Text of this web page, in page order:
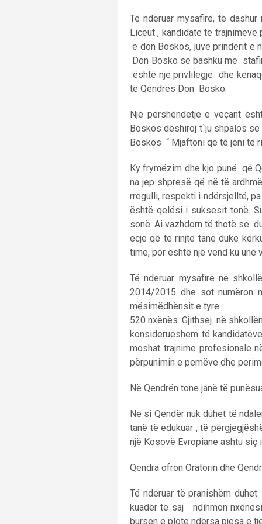
Të nderuar mysafirë, të
Liceut , kandidatë të
e don Boskos, juve prindërit e
Don Bosko së bashku me
është një privlilegjë dhe
të Qendrës Don Bosko.
Një përshëndetje e veçant
Boskos dëshiroj t`ju shpalos
Boskos “ Mjaftoni që të jeni të
Ky frymëzim dhe kjo punë që
na jep shpresë që në të
rregulli, respekti i ndërsjelltë,
është qelësi i suksesit tonë.
sonë. Ai vazhdorn të thotë se
ecje që të rinjtë tanë duke
time, por është një vend ku
Të nderuar mysafirë në
2014/2015 dhe sot numëron
mësimëdhënsit e
520 nxënës. Gjithsej në
konsiderueshem të
moshat trajnime profesionale
përpunimin e pemëve dhe
Në Qendrën tone janë të
Ne si Qendër nuk duhet të
tanë të edukuar , të
një Kosovë Evropiane ashtu siç
Qendra ofron Oratorin dhe
Të nderuar të pranishëm
kuadër të saj ndihmon
bursen e plotë ndërsa pjesa e